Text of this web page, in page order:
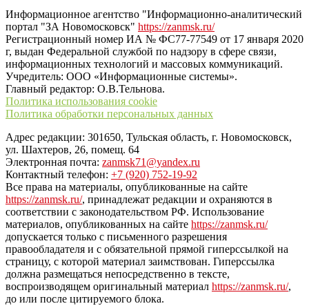
Информационное агентство "Информационно-аналитический
портал "ЗА Новомосковск" https://zanmsk.ru/
Регистрационный номер ИА № ФС77-77549 от 17 января 2020
г, выдан Федеральной службой по надзору в сфере связи,
информационных технологий и массовых коммуникаций.
Учредитель: ООО «Информационные системы».
Главный редактор: О.В.Тельнова.
Политика использования cookie
Политика обработки персональных данных
Адрес редакции: 301650, Тульская область, г. Новомосковск,
ул. Шахтеров, 26, помещ. 64
Электронная почта: zanmsk71@yandex.ru
Контактный телефон: +7 (920) 752-19-92
Все права на материалы, опубликованные на сайте
https://zanmsk.ru/, принадлежат редакции и охраняются в
соответствии с законодательством РФ. Использование
материалов, опубликованных на сайте https://zanmsk.ru/
допускается только с письменного разрешения
правообладателя и с обязательной прямой гиперссылкой на
страницу, с которой материал заимствован. Гиперссылка
должна размещаться непосредственно в тексте,
воспроизводящем оригинальный материал https://zanmsk.ru/,
до или после цитируемого блока.